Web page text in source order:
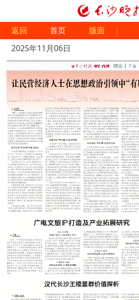
返回 首页 版面
2025年11月06日